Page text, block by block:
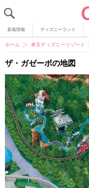
新着情報 ディズニーランド
ホーム 東京ディズニーリゾート
ザ・ガゼーボの地図